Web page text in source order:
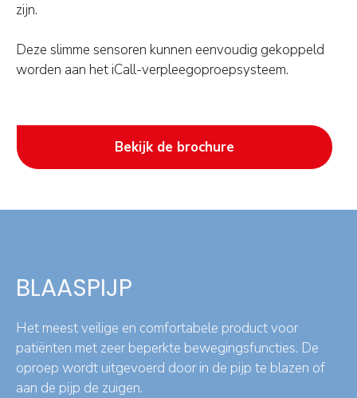
zijn.
Deze slimme sensoren kunnen eenvoudig gekoppeld
worden aan het iCall-verpleegoproepsysteem.
Bekijk de brochure
BLAASPIJP
Het meest veilige en comfortabele product voor
patiënten met zeer beperkte bewegingsfuncties. De
oproep wordt uitgevoerd door in de pijp te blazen of
aan de pijp de zuigen.